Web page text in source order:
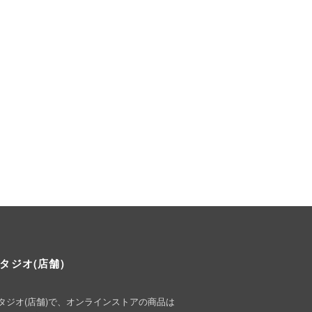
ジオ(店舗)
ジオ(店舗)で、オンラインストアの商品は